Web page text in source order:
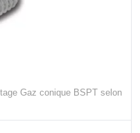
Gaz conique BSPT selon